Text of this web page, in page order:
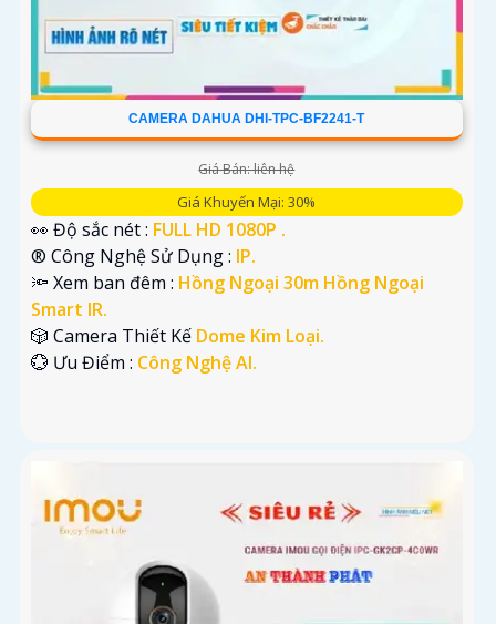
CAMERA DAHUA DHI-TPC-BF2241-T
Giá Bán: liên hệ
Giá Khuyến Mại: 30%
👀 Độ sắc nét : FULL HD 1080P .
®️ Công Nghệ Sử Dụng : IP.
🔦 Xem ban đêm : Hồng Ngoại 30m Hồng Ngoại
Smart IR.
🎲 Camera Thiết Kế Dome Kim Loại.
️💮 Ưu Điểm : Công Nghệ AI.